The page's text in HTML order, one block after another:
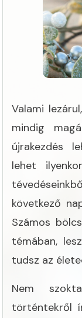
Valami
mindig
újrakezdés
lehet
következő
Számos
témában,
tudsz az
Nem
történtekről